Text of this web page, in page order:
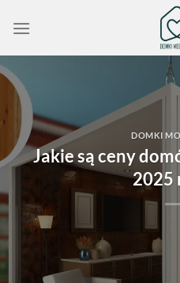
DOMKI
Jakie są ceny
2025